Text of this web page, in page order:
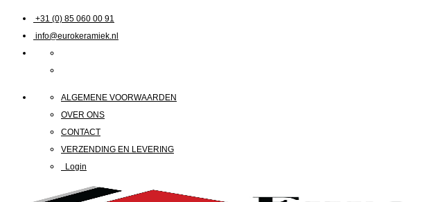
+31 (0) 85 060 00 91
info@eurokeramiek.nl
ALGEMENE VOORWAARDEN
OVER ONS
CONTACT
VERZENDING EN LEVERING
Login